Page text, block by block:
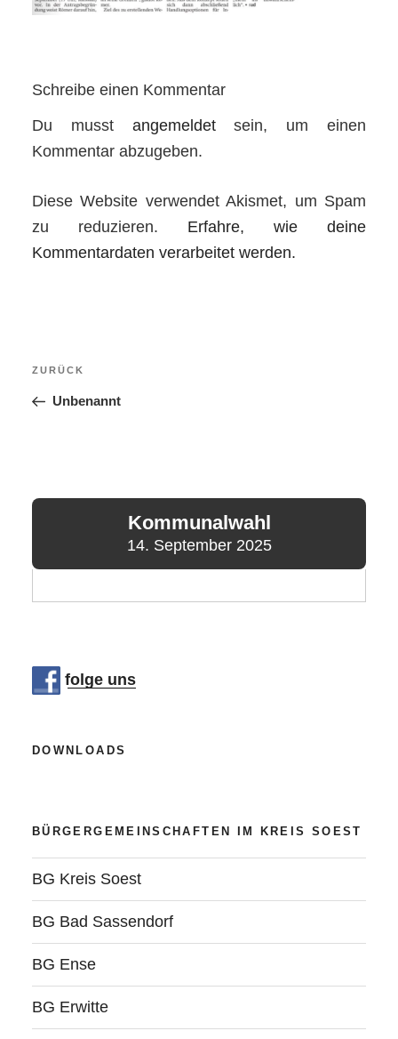
Schreibe einen Kommentar
Du musst angemeldetsein, um einen
Kommentar abzugeben.
Diese Website verwendet Akismet, um Spam
zu reduzieren. Erfahre, wie deine
Kommentardaten verarbeitet werden.
Vorheriger
Beitrag
ZURÜCK
Unbenannt
Kommunalwahl
14. September 2025
folge uns
DOWNLOADS
BÜRGERGEMEINSCHAFTEN IM KREIS SOEST
BG Kreis Soest
BG Bad Sassendorf
BG Ense
BG Erwitte